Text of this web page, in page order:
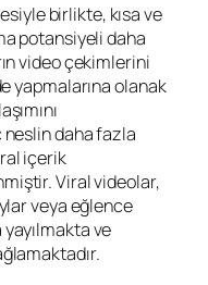
birlikte, kısa ve
potansiyeli daha
video çekimlerini
yapmalarına olanak
neslin daha fazla
içerik
Viral videolar,
veya eğlence
ve